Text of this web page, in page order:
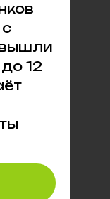
12